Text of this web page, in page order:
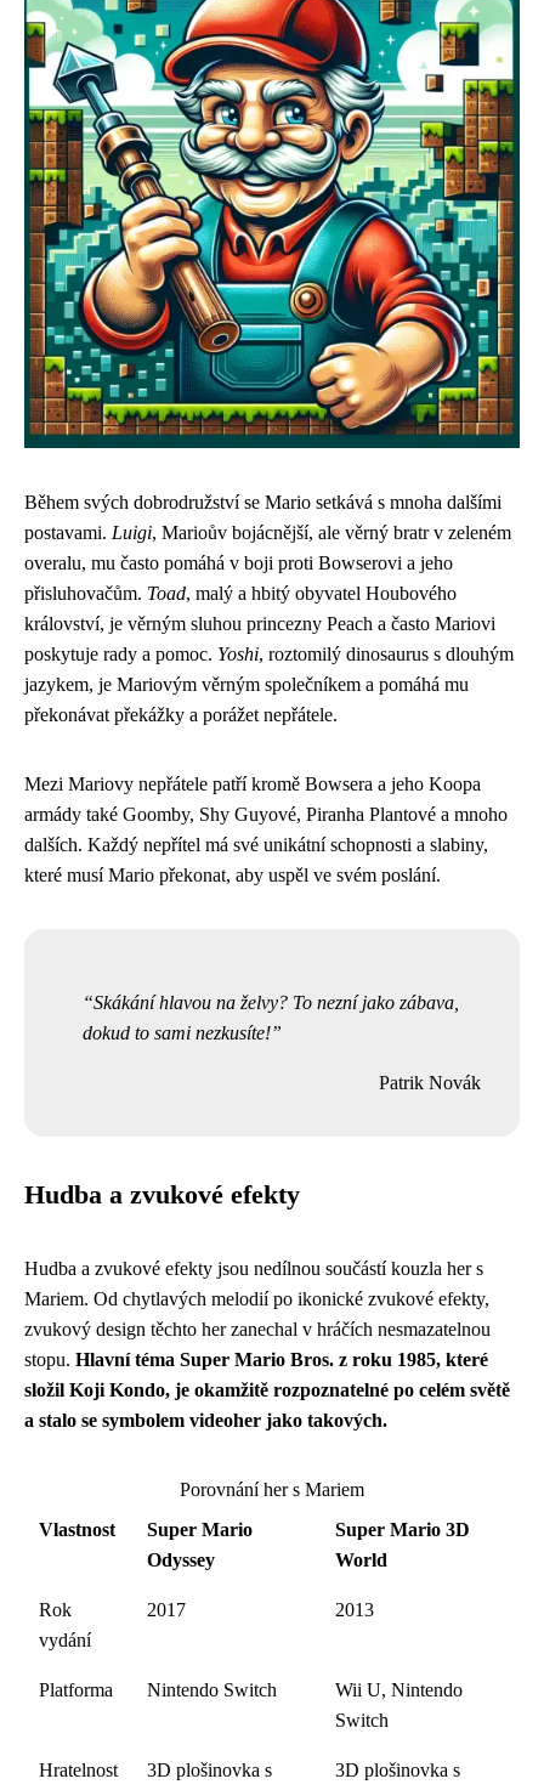
Během svých dobrodružství se Mario setkává s mnoha dalšími
postavami. Luigi, Marioův bojácnější, ale věrný bratr v zeleném
overalu, mu často pomáhá v boji proti Bowserovi a jeho
přisluhovačům. Toad, malý a hbitý obyvatel Houbového
království, je věrným sluhou princezny Peach a často Mariovi
poskytuje rady a pomoc. Yoshi, roztomilý dinosaurus s dlouhým
jazykem, je Mariovým věrným společníkem a pomáhá mu
překonávat překážky a porážet nepřátele.
Mezi Mariovy nepřátele patří kromě Bowsera a jeho Koopa
armády také Goomby, Shy Guyové, Piranha Plantové a mnoho
dalších. Každý nepřítel má své unikátní schopnosti a slabiny,
které musí Mario překonat, aby uspěl ve svém poslání.
Skákání hlavou na želvy? To nezní jako zábava,
dokud to sami nezkusíte!
Patrik Novák
Hudba a zvukové efekty
Hudba a zvukové efekty jsou nedílnou součástí kouzla her s
Mariem. Od chytlavých melodií po ikonické zvukové efekty,
zvukový design těchto her zanechal v hráčích nesmazatelnou
stopu. Hlavní téma Super Mario Bros. z roku 1985, které
složil Koji Kondo, je okamžitě rozpoznatelné po celém světě
a stalo se symbolem videoher jako takových.
Porovnání her s Mariem
Vlastnost
Super Mario
Odyssey
Super Mario 3D
World
Rok
vydání
2017 2013
Platforma Nintendo Switch
Wii U, Nintendo
Switch
Hratelnost 3D plošinovka s 3D plošinovka s